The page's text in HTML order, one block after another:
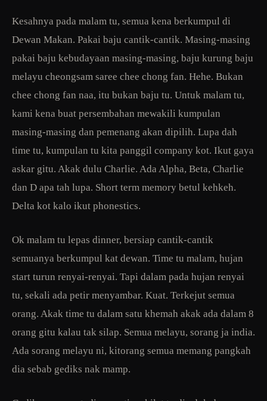
Kesahnya pada malam tu, semua kena berkumpul di
Dewan Makan. Pakai baju cantik-cantik. Masing-masing
pakai baju kebudayaan masing-masing, baju kurung baju
melayu cheongsam saree chee chong fan. Hehe. Bukan
chee chong fan naa, itu bukan baju tu. Untuk malam tu,
kami kena buat persembahan mewakili kumpulan
masing-masing dan pemenang akan dipilih. Lupa dah
time tu, kumpulan tu kita panggil company kot. Ikut gaya
askar gitu. Akak dulu Charlie. Ada Alpha, Beta, Charlie
dan D apa tah lupa. Short term memory betul kehkeh.
Delta kot kalo ikut phonestics.
Ok malam tu lepas dinner, bersiap cantik-cantik
semuanya berkumpul kat dewan. Time tu malam, hujan
start turun renyai-renyai. Tapi dalam pada hujan renyai
tu, sekali ada petir menyambar. Kuat. Terkejut semua
orang. Akak time tu dalam satu khemah akak ada dalam 8
orang gitu kalau tak silap. Semua melayu, sorang ja india.
Ada sorang melayu ni, kitorang semua memang pangkah
dia sebab gediks nak mamp.